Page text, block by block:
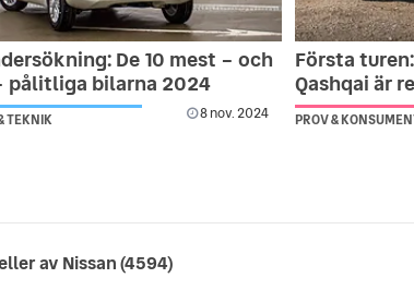
De 10 mest – och
pålitliga bilarna 2024
TEKNIK 8 nov. 2024
Första
Qashqai är
PROV &
av Nissan(4594)